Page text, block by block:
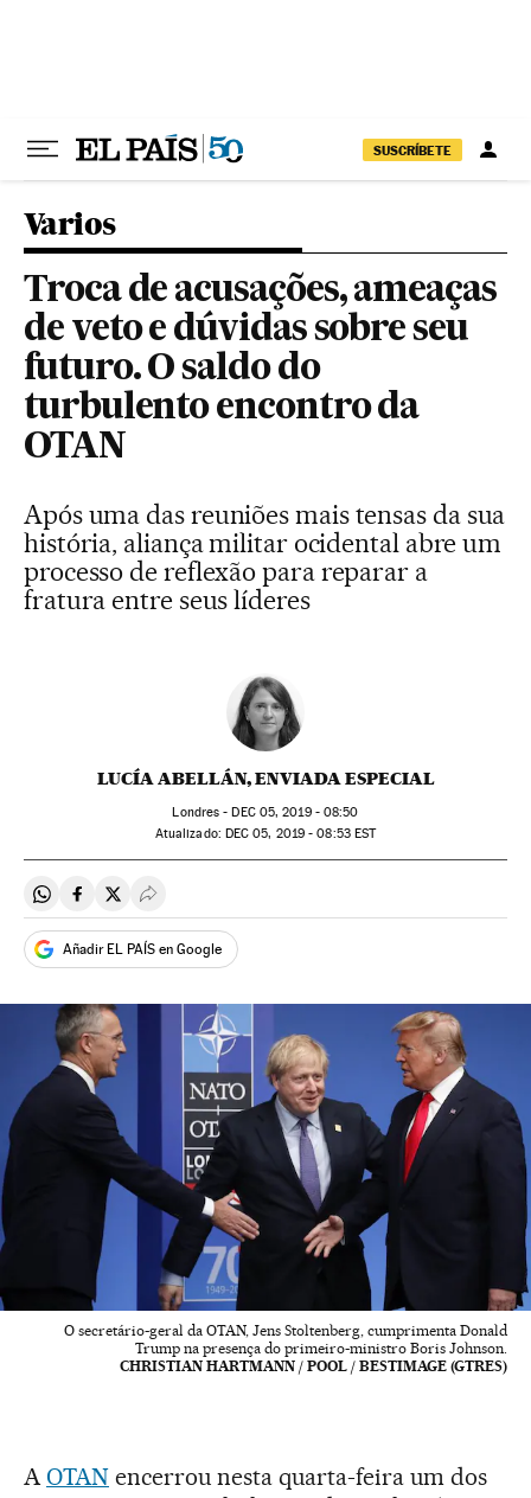
SUSCRÍBETE
Varios
Troca de acusações, ameaças
de veto e dúvidas sobre seu
futuro. O saldo do
turbulento encontro da
OTAN
Após uma das reuniões mais tensas da sua
história, aliança militar ocidental abre um
processo de reflexão para reparar a
fratura entre seus líderes
LUCÍA ABELLÁN, ENVIADA ESPECIAL
Londres -DEC05, 2019 - 08:50
atualizado: DEC 05, 2019 - 08:53EST
Compartir en Whatsapp
Compartir en Facebook
Compartir en Twitter
Desplegar Redes Sociales
Añadir EL PAÍS en Google
O secretário-geral da OTAN, Jens Stoltenberg, cumprimenta Donald
Trump na presença do primeiro-ministro Boris Johnson.
CHRISTIAN HARTMANN / POOL / BESTIMAGE (GTRES)
A OTAN encerrou nesta quarta-feira um dos